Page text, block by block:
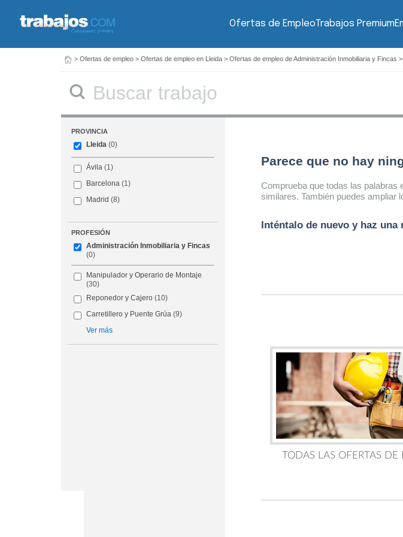
Ofertas de EmpleoTrabajos Premium
> Ofertas de empleo > Ofertas de empleo en Lleida > Ofertas de empleo de Administración Inmobiliaria y Fincas >
PROVINCIA
Lleida (0)
Ávila (1)
Barcelona (1)
Madrid (8)
PROFESIÓN
Administración Inmobiliaria y Fincas
(0)
Manipulador y Operario de Montaje
(30)
Reponedor y Cajero (10)
Carretillero y Puente Grúa (9)
Ver más
Parece que no hay
Comprueba que todas las palabras
similares. También puedes ampliar
Inténtalo de nuevo y haz una
TODAS LAS OFERTAS DE